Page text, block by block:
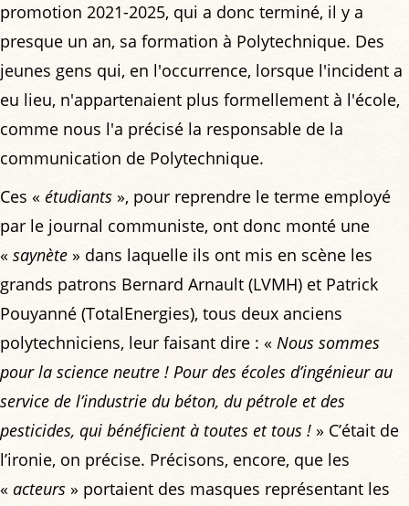
promotion 2021-2025, qui a donc terminé, il y a
presque un an, sa formation à Polytechnique. Des
jeunes gens qui, en l'occurrence, lorsque l'incident a
eu lieu, n'appartenaient plus formellement à l'école,
comme nous l'a précisé la responsable de la
communication de Polytechnique.
Ces « étudiants », pour reprendre le terme employé
par le journal communiste, ont donc monté une
« saynète » dans laquelle ils ont mis en scène les
grands patrons Bernard Arnault (LVMH) et Patrick
Pouyanné (TotalEnergies), tous deux anciens
polytechniciens, leur faisant dire : « Nous sommes
pour la science neutre ! Pour des écoles d’ingénieur au
service de l’industrie du béton, du pétrole et des
pesticides, qui bénéficient à toutes et tous ! » C’était de
l’ironie, on précise. Précisons, encore, que les
« acteurs » portaient des masques représentant les